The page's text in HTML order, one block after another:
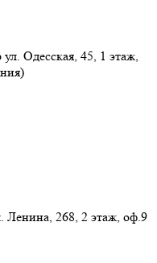
Одесская, 45, 1 этаж,
Ленина, 268, 2 этаж, оф.9